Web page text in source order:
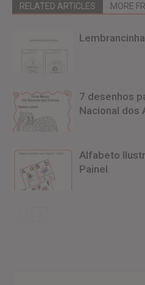
RELATED ARTICLES MORE
7 desenhos
Nacional dos
Alfabeto
Painel